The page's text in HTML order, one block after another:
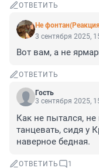
ОТВЕТИТЬ
Не
3 сентября 2025,
Вот вам, а не
ОТВЕТИТЬ
Гость
3 сентября 2025,
Как не пытался, не
танцевать, сидя у
наверное бедная.
ОТВЕТИТЬ 1